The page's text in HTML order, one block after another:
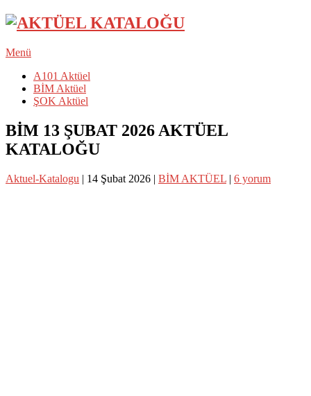
Menü
A101 Aktüel
BİM Aktüel
ŞOK Aktüel
BİM 13 ŞUBAT 2026 AKTÜEL
KATALOĞU
Aktuel-Katalogu | 14 Şubat 2026 | BİM AKTÜEL | 6 yorum